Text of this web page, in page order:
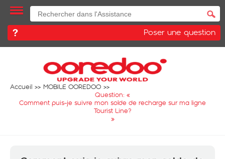
Poser une question
Accueil
MOBILE OOREDOO
Question: «
Comment puis-je suivre mon solde de recharge sur ma ligne
Tourist Line?
»